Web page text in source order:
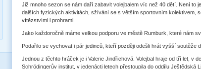
Již mnoho sezon se nám daří zabavit volejbalem víc než 40 dětí. Není to
dalších fyzických aktivitách, sžívání se s větším sportovním kolektivem,
vítězstvími i prohrami.
Jako každoročně máme velkou podporu ve městě Rumburk, které nám
Podařilo se vychovat i pár jedinců, kteří později odešli hrát vyšší soutěže
Jednou z těchto hráček je i Valerie Jindřichová. Volejbal hraje od tří let, v
Schrödingerův institut, v jedenácti letech přestoupila do oddílu Ještědská